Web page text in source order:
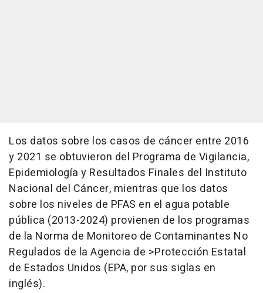
Los datos sobre los casos de cáncer entre 2016
y 2021 se obtuvieron del Programa de Vigilancia,
Epidemiología y Resultados Finales del Instituto
Nacional del Cáncer, mientras que los datos
sobre los niveles de PFAS en el agua potable
pública (2013-2024) provienen de los programas
de la Norma de Monitoreo de Contaminantes No
Regulados de la Agencia de >Protección Estatal
de Estados Unidos (EPA, por sus siglas en
inglés).